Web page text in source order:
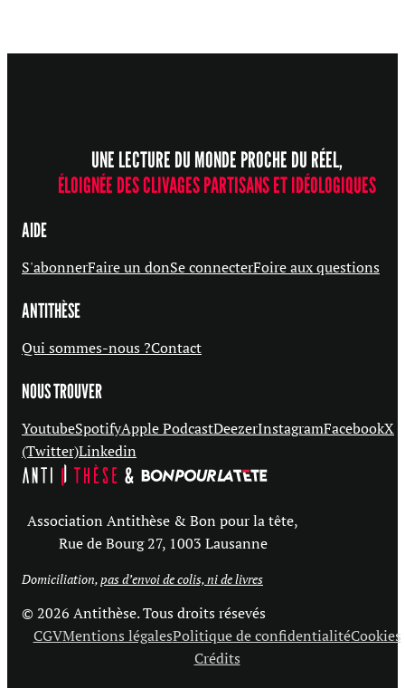
UNE LECTURE DU MONDE PROCHE DU RÉEL,
ÉLOIGNÉE DES CLIVAGES PARTISANS ET IDÉOLOGIQUES
AIDE
S'abonnerFaire un donSe connecterFoire aux questions
ANTITHÈSE
Qui sommes-nous ?Contact
NOUS TROUVER
YoutubeSpotifyApple PodcastDeezerInstagramFacebookX
(Twitter)Linkedin
Association Antithèse & Bon pour la tête,
Rue de Bourg 27, 1003 Lausanne
Domiciliation,pas d’envoi de colis, ni de livres
© 2026 Antithèse. Tous droits résevés
CGVMentions légalesPolitique de confidentialitéCookies
Crédits